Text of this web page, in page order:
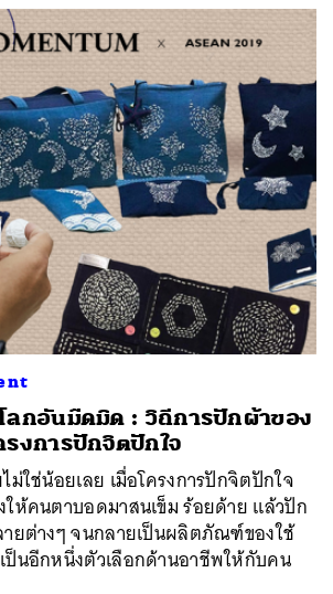
ลกอันมืดมิด : วิถีการปักผ้าของ
งการปักจิตปักใจ
ม่ใช่น้อยเลย เมื่อโครงการปักจิตปักใจ
ห้คนตาบอดมาสนเข็ม ร้อยด้าย แล้วปัก
ยต่างๆ จนกลายเป็นผลิตภัณฑ์ของใช้
ป็นอีกหนึ่งตัวเลือกด้านอาชีพให้กับคน
TWEET LINE EMAIL